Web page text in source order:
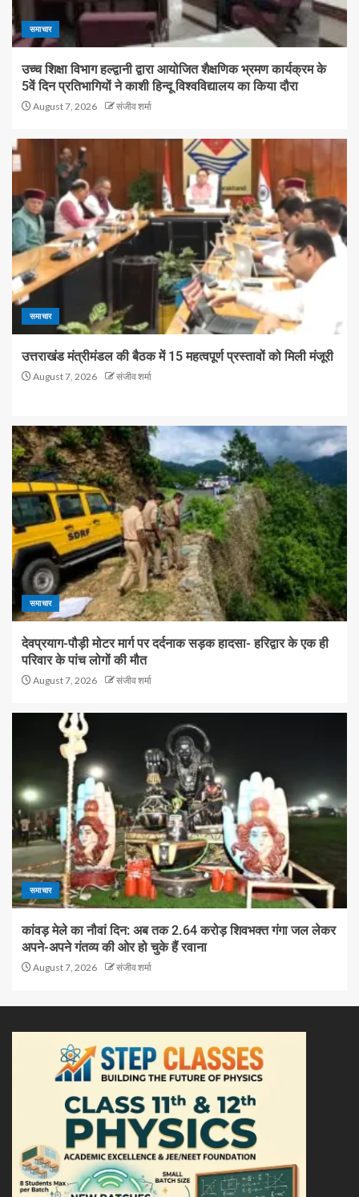
समाचार
उच्च शिक्षा विभाग हल्द्वानी द्वारा आयोजित शैक्षणिक भ्रमण कार्यक्रम के
5वें दिन प्रतिभागियों ने काशी हिन्दू विश्वविद्यालय का किया दौरा
August 7, 2026 संजीव शर्मा
समाचार
उत्तराखंड मंत्रीमंडल की बैठक में 15 महत्वपूर्ण प्रस्तावों को मिली मंजूरी
August 7, 2026 संजीव शर्मा
समाचार
देवप्रयाग-पौड़ी मोटर मार्ग पर दर्दनाक सड़क हादसा- हरिद्वार के एक ही
परिवार के पांच लोगों की मौत
August 7, 2026 संजीव शर्मा
समाचार
कांवड़ मेले का नौवां दिन: अब तक 2.64 करोड़ शिवभक्त गंगा जल लेकर
अपने-अपने गंतव्य की ओर हो चुके हैं रवाना
August 7, 2026 संजीव शर्मा